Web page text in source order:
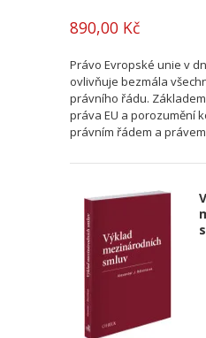
890,00 Kč
Právo Evropské unie v
ovlivňuje bezmála
právního řádu.
práva EU a porozumění
právním řádem a právem